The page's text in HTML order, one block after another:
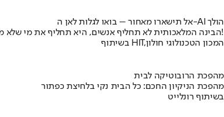
אל תישארו מאחור – בואו לגלות לאן ה-AI הולך
הבינה המלאכותית לא תחליף אנשים, היא תחליף את מי שלא משתמש בה!
בשיתוף HIT,המכון הטכנולוגי חולון
מהפכת הרובוטיקה לבית
מהפכת הניקיון החכם: כל הבית נקי בלחיצת כפתור
בשיתוף רונלייט